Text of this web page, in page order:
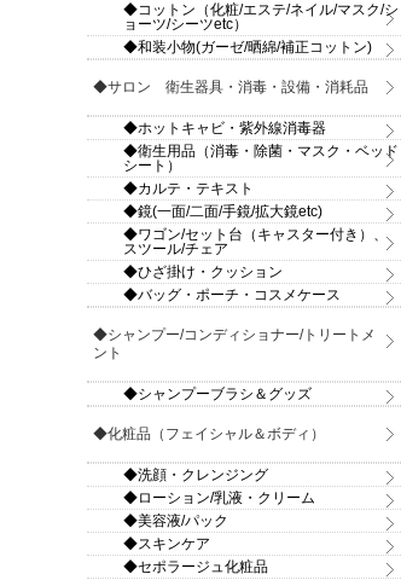
◆コットン（化粧/エステ/ネイル/マスク/シ
ョーツ/シーツetc）
◆和装小物(ガーゼ/晒綿/補正コットン)
◆サロン 衛生器具・消毒・設備・消耗品
◆ホットキャビ・紫外線消毒器
◆衛生用品（消毒・除菌・マスク・ベッド
シート）
◆カルテ・テキスト
◆鏡(一面/二面/手鏡/拡大鏡etc)
◆ワゴン/セット台（キャスター付き）、
スツール/チェア
◆ひざ掛け・クッション
◆バッグ・ポーチ・コスメケース
◆シャンプー/コンディショナー/トリートメ
ント
◆シャンプーブラシ＆グッズ
◆化粧品（フェイシャル＆ボディ）
◆洗顔・クレンジング
◆ローション/乳液・クリーム
◆美容液/パック
◆スキンケア
◆セポラージュ化粧品